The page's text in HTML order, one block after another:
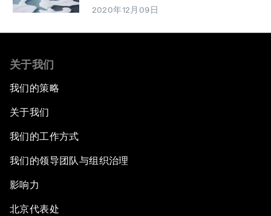
2020年12月09日
关于我们
我们的策略
关于我们
我们的工作方式
我们的领导团队与组织治理
影响力
北京代表处